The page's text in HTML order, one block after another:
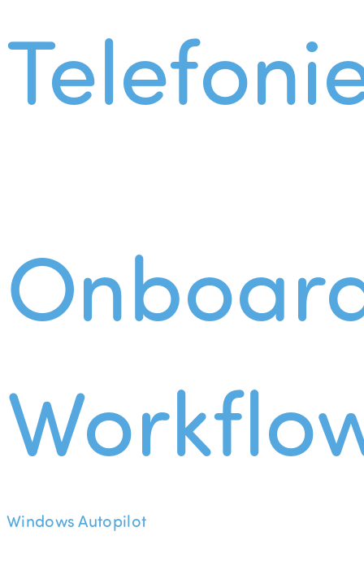
Windows Autopilot